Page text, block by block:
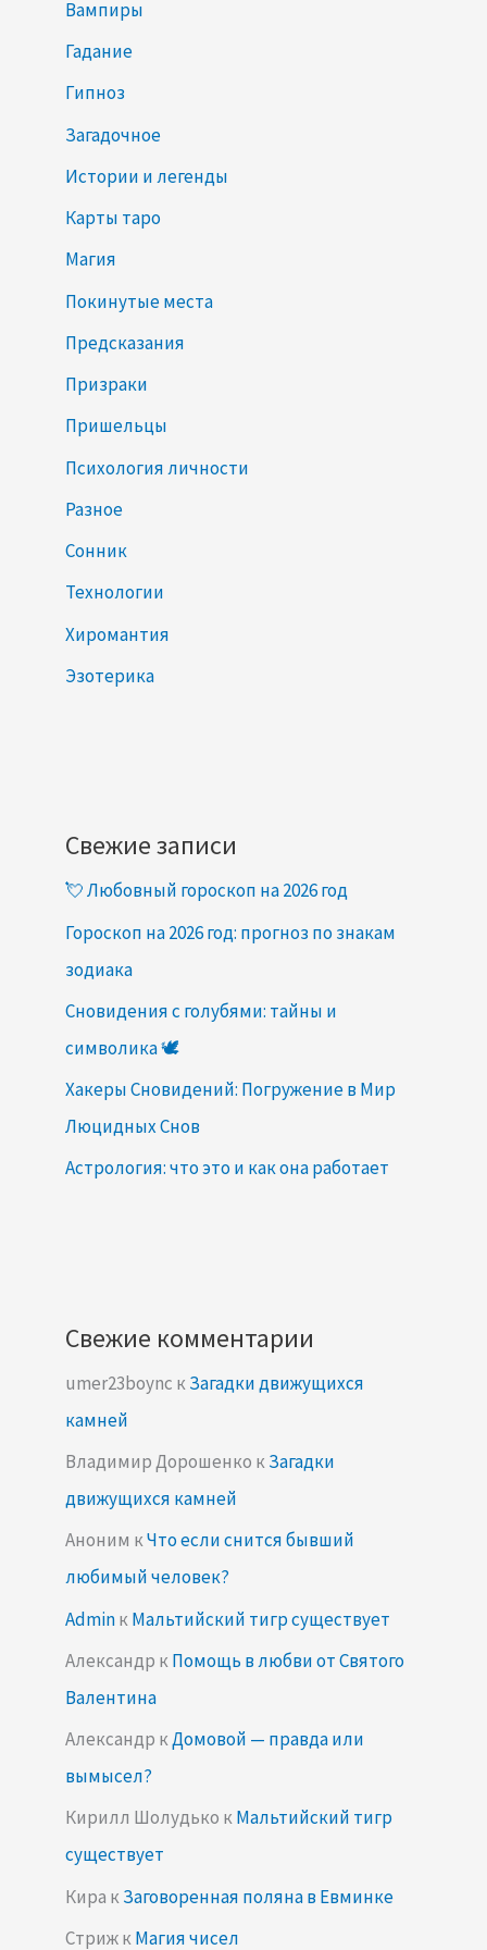
Вампиры
Гадание
Гипноз
Загадочное
Истории и легенды
Карты таро
Магия
Покинутые места
Предсказания
Призраки
Пришельцы
Психология личности
Разное
Сонник
Технологии
Хиромантия
Эзотерика
Свежие записи
💘 Любовный гороскоп на 2026 год
Гороскоп на 2026 год: прогноз по знакам
зодиака
Сновидения с голубями: тайны и
символика 🕊️
Хакеры Сновидений: Погружение в Мир
Люцидных Снов
Астрология: что это и как она работает
Свежие комментарии
umer23boync кЗагадки движущихся
камней
Владимир Дорошенко кЗагадки
движущихся камней
Аноним кЧто если снится бывший
любимый человек?
AdminкМальтийский тигр существует
Александр кПомощь в любви от Святого
Валентина
Александр кДомовой — правда или
вымысел?
Кирилл Шолудько кМальтийский тигр
существует
Кира кЗаговоренная поляна в Евминке
СтрижкМагия чисел